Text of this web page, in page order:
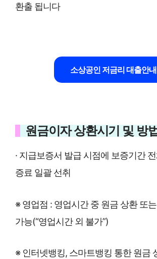
환출 됩니다
소상공인 저금리 대출안내
원금이자 상환시기 및 방법
· 지급보증서 발급 시점에 보증기간
증료 일괄 선취
※ 영업점 : 영업시간 중 원금 상환 또
가능(“영업시간 외 불가”)
※ 인터넷뱅킹, 스마트뱅킹 통한 원금